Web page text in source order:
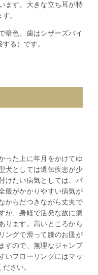
ます。大きな立ち耳が特
。
暗色。歯はシザーズバイ
る）です。
った上に年月をかけてゆ
犬としては遺伝疾患が少
けたい病気としては、パ
般がかかりやすい病気が
からだつきながら丈夫で
が、身軽で活発な故に病
ります。高いところから
ングで滑って膝のお皿が
すので、無理なジャンプ
いフローリングにはマッ
さい。